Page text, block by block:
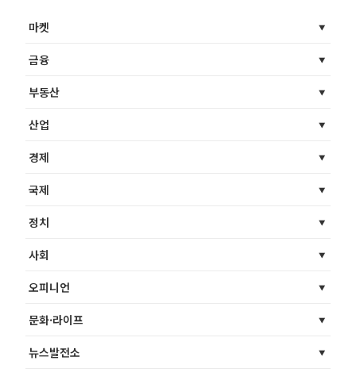
마켓
금융
부동산
산업
경제
국제
정치
사회
오피니언
문화·라이프
뉴스발전소